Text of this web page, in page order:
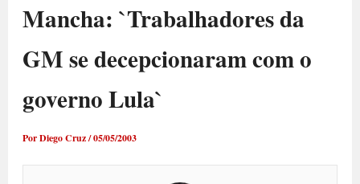
Mancha: `Trabalhadores da
GM se decepcionaram com o
governo Lula`
PorDiego Cruz/05/05/2003